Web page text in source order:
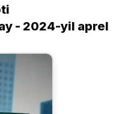
- 2024-yil aprel